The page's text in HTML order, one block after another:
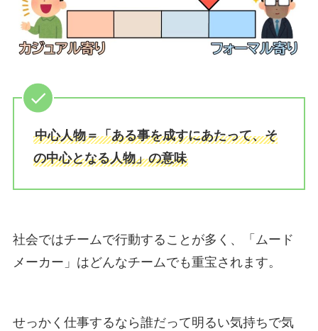
中心人物＝「ある事を成すにあたって、そ
の中心となる人物」の意味
社会ではチームで行動することが多く、「ムード
メーカー」はどんなチームでも重宝されます。
せっかく仕事するなら誰だって明るい気持ちで気